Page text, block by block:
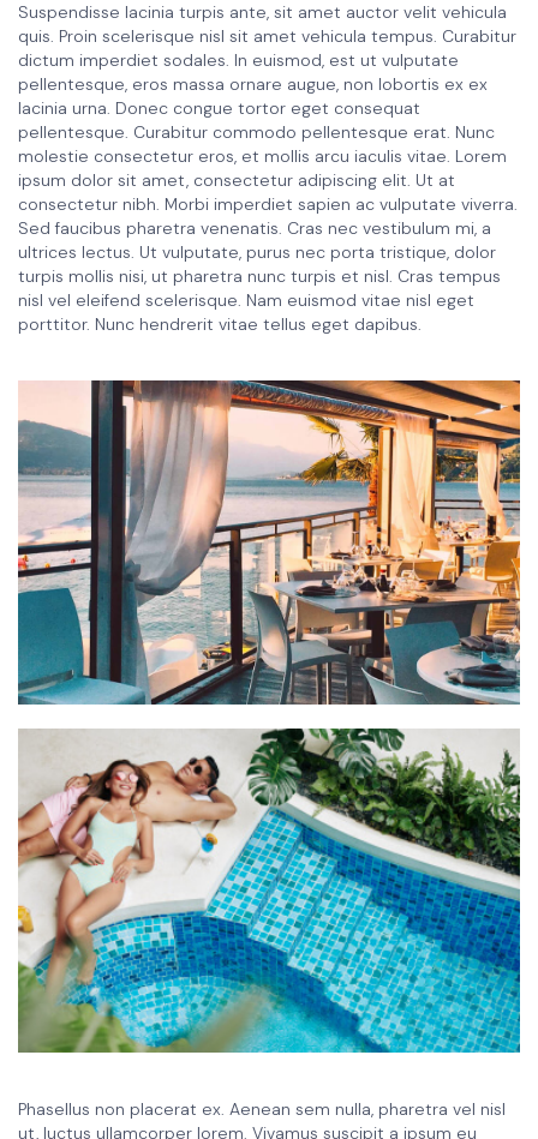
Suspendisse lacinia turpis ante, sit amet auctor velit vehicula
quis. Proin scelerisque nisl sit amet vehicula tempus. Curabitur
dictum imperdiet sodales. In euismod, est ut vulputate
pellentesque, eros massa ornare augue, non lobortis ex ex
lacinia urna. Donec congue tortor eget consequat
pellentesque. Curabitur commodo pellentesque erat. Nunc
molestie consectetur eros, et mollis arcu iaculis vitae. Lorem
ipsum dolor sit amet, consectetur adipiscing elit. Ut at
consectetur nibh. Morbi imperdiet sapien ac vulputate viverra.
Sed faucibus pharetra venenatis. Cras nec vestibulum mi, a
ultrices lectus. Ut vulputate, purus nec porta tristique, dolor
turpis mollis nisi, ut pharetra nunc turpis et nisl. Cras tempus
nisl vel eleifend scelerisque. Nam euismod vitae nisl eget
porttitor. Nunc hendrerit vitae tellus eget dapibus.
Phasellus non placerat ex. Aenean sem nulla, pharetra vel nisl
ut, luctus ullamcorper lorem. Vivamus suscipit a ipsum eu